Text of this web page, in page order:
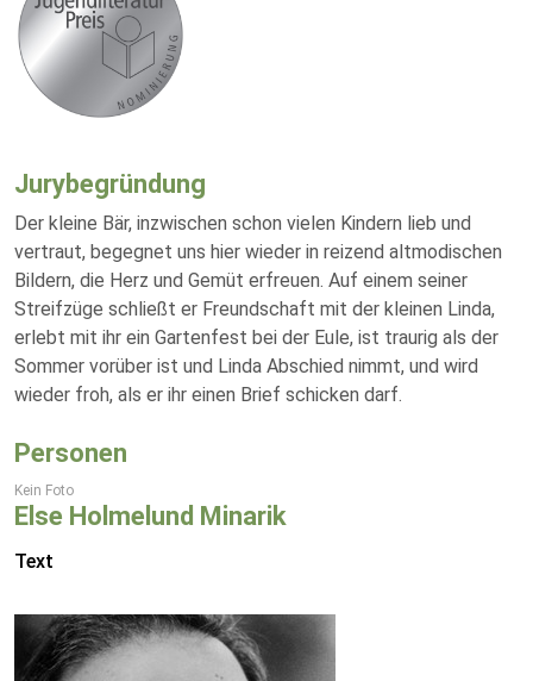
Jurybegründung
Der kleine Bär, inzwischen schon vielen Kindern lieb und
vertraut, begegnet uns hier wieder in reizend altmodischen
Bildern, die Herz und Gemüt erfreuen. Auf einem seiner
Streifzüge schließt er Freundschaft mit der kleinen Linda,
erlebt mit ihr ein Gartenfest bei der Eule, ist traurig als der
Sommer vorüber ist und Linda Abschied nimmt, und wird
wieder froh, als er ihr einen Brief schicken darf.
Personen
Kein Foto
Else Holmelund Minarik
Text